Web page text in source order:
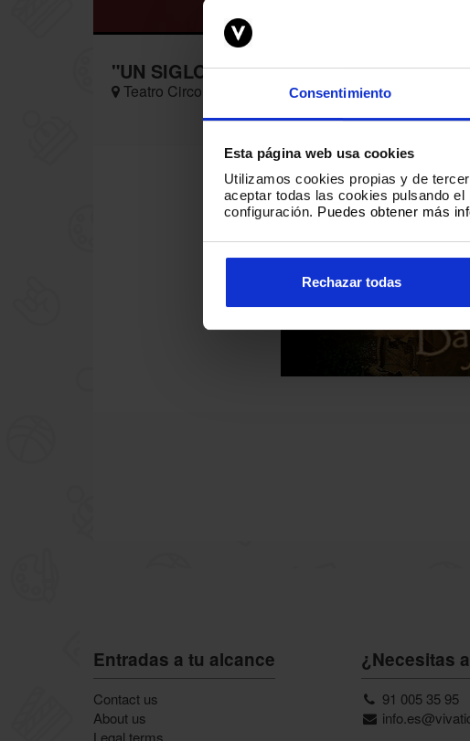
Consentimiento
Esta página web usa cookies
Utilizamos cookies propias y de
aceptar todas las cookies pulsando
configuración. Puedes obtener más
Rechazar todas
"UN SIGLO DE LUSTROS" VOCES
Teatro Circo de Marte, C. Virgen de la Luz, 5 38700
Entradas a tu alcance
Contact us
About us
Legal terms
¿Necesitas
91 005 35 95